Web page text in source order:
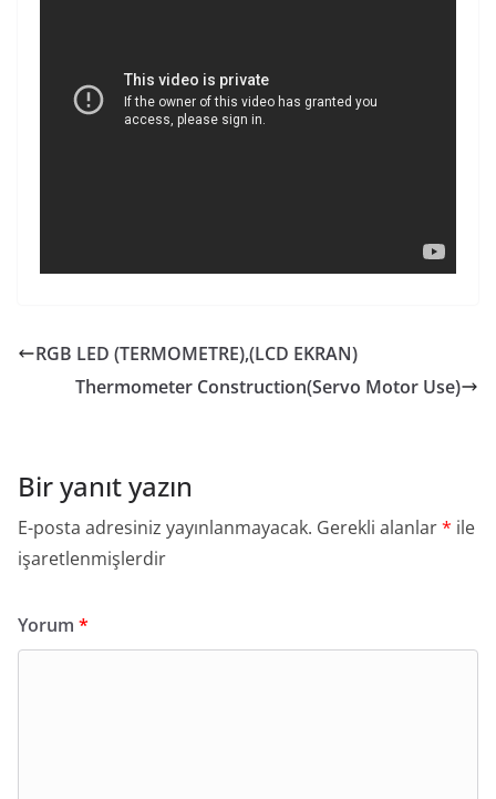
RGB LED (TERMOMETRE),(LCD EKRAN)
Thermometer Construction(Servo Motor Use)
Bir yanıt yazın
E-posta adresiniz yayınlanmayacak. Gerekli alanlar* ile
işaretlenmişlerdir
Yorum *